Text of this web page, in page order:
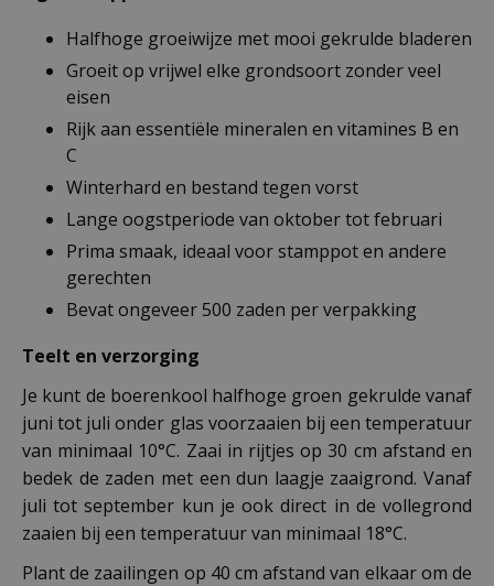
Halfhoge groeiwijze met mooi gekrulde bladeren
Groeit op vrijwel elke grondsoort zonder veel
eisen
Rijk aan essentiële mineralen en vitamines B en
C
Winterhard en bestand tegen vorst
Lange oogstperiode van oktober tot februari
Prima smaak, ideaal voor stamppot en andere
gerechten
Bevat ongeveer 500 zaden per verpakking
Teelt en verzorging
Je kunt de boerenkool halfhoge groen gekrulde vanaf
juni tot juli onder glas voorzaaien bij een temperatuur
van minimaal 10°C. Zaai in rijtjes op 30 cm afstand en
bedek de zaden met een dun laagje zaaigrond. Vanaf
juli tot september kun je ook direct in de vollegrond
zaaien bij een temperatuur van minimaal 18°C.
Plant de zaailingen op 40 cm afstand van elkaar om de